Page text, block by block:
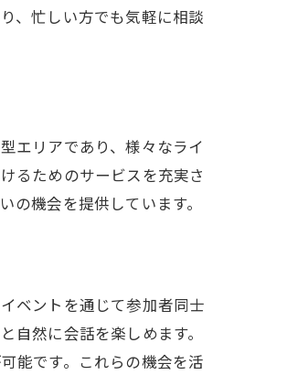
、忙しい方でも気軽に相談
エリアであり、様々なライ
るためのサービスを充実さ
機会を提供しています。
ベントを通じて参加者同士
然に会話を楽しめます。
能です。これらの機会を活